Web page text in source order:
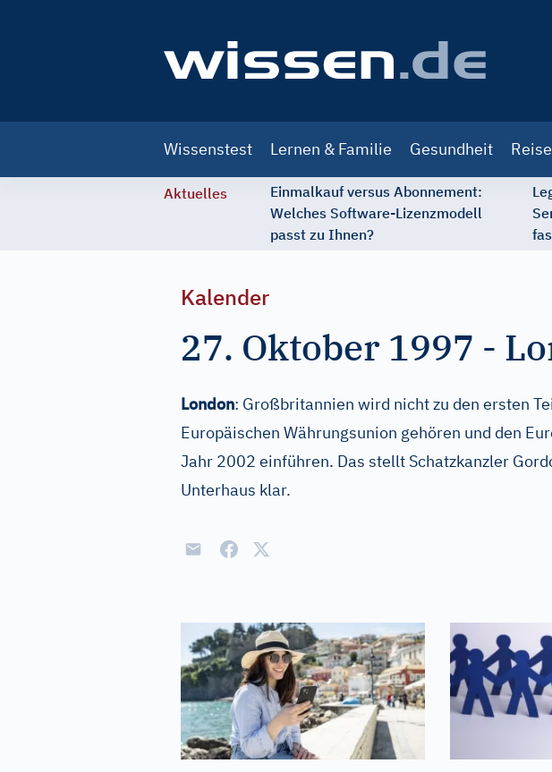
navigation
Wissenstest Lernen & Familie Gesundheit
Aktuelles
Einmalkauf versus Abonnement:
Welches Software-Lizenzmodell
passt zu Ihnen?
Kalender
27. Oktober 1997 -
London: Großbritannien wird nicht zu den ersten
Europäischen Währungsunion gehören und den
Jahr 2002 einführen. Das stellt Schatzkanzler
Unterhaus klar.